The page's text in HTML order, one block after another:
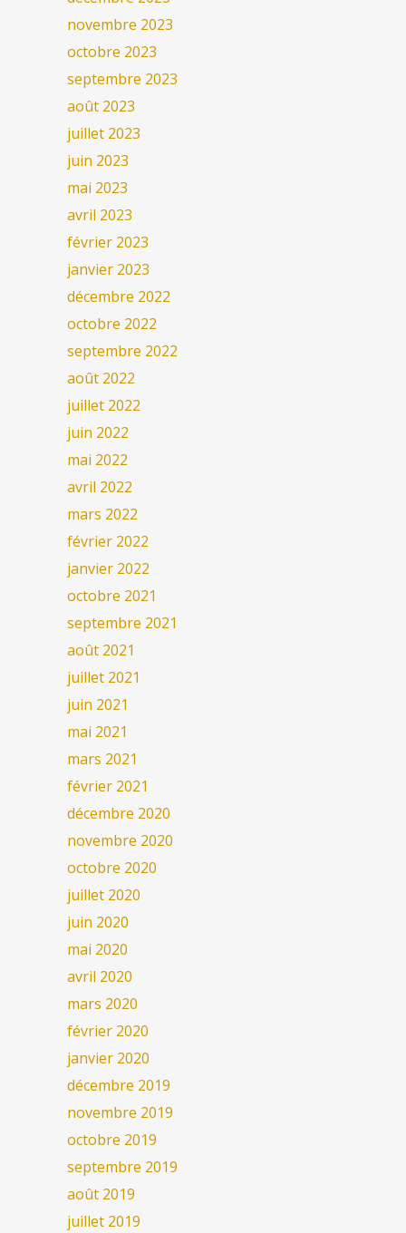
novembre 2023
octobre 2023
septembre 2023
août 2023
juillet 2023
juin 2023
mai 2023
avril 2023
février 2023
janvier 2023
décembre 2022
octobre 2022
septembre 2022
août 2022
juillet 2022
juin 2022
mai 2022
avril 2022
mars 2022
février 2022
janvier 2022
octobre 2021
septembre 2021
août 2021
juillet 2021
juin 2021
mai 2021
mars 2021
février 2021
décembre 2020
novembre 2020
octobre 2020
juillet 2020
juin 2020
mai 2020
avril 2020
mars 2020
février 2020
janvier 2020
décembre 2019
novembre 2019
octobre 2019
septembre 2019
août 2019
juillet 2019